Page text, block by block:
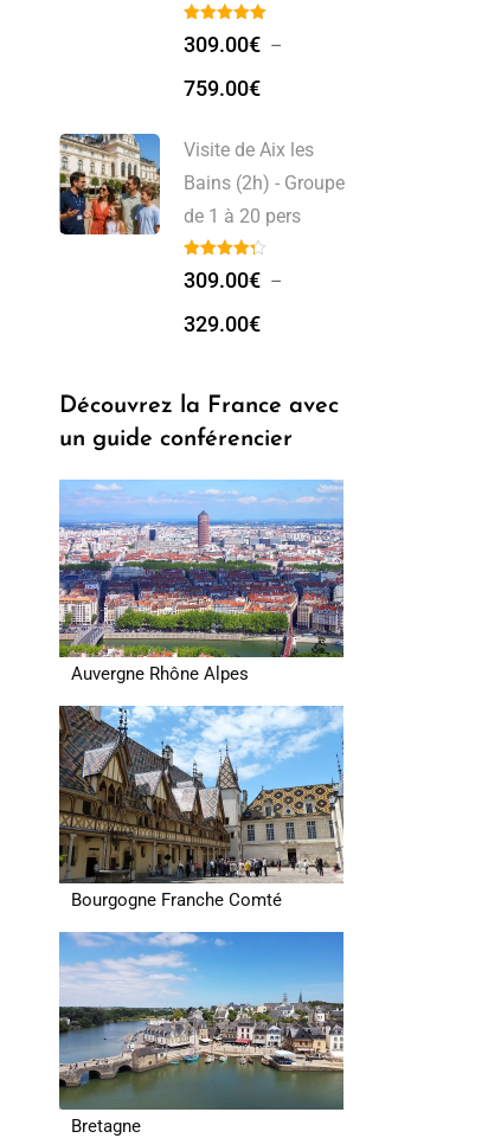
de 1 à 20 pers
309.00€–329.00
309.00
309.00€ –
759.00€
Visite de Aix les
Bains (2h) - Groupe
de 1 à 20 pers
309.00€ –
329.00€
Découvrez la France avec
un guide conférencier
Auvergne Rhône Alpes
Bourgogne Franche Comté
Bretagne